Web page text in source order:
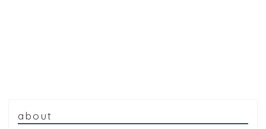
about